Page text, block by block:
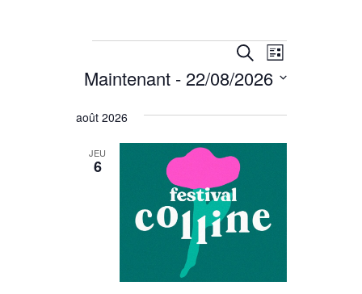
RECHERCHE
ET
VUES
ÉVÈNEMENTS
RECHERCHE
DE
LISTE
Maintenant - 22/08/2026
Sélectionnez
date.
août 2026
JEU
6